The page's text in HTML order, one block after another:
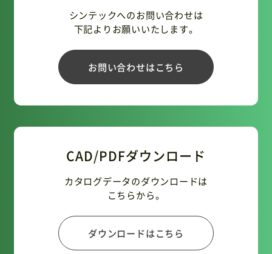
シンテックへのお問い合わせは
下記よりお願いいたします。
お問い合わせはこちら
CAD/PDFダウンロード
カタログデータのダウンロードは
こちらから。
ダウンロードはこちら